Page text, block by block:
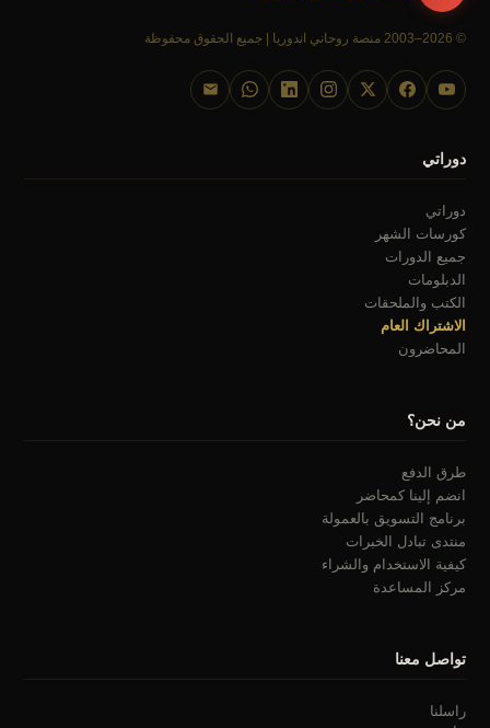
© 2026–2003 منصة روحاني اندوريا | جميع الحقوق محفوظة
دوراتي
دوراتي
كورسات الشهر
جميع الدورات
الدبلومات
الكتب والملحقات
الاشتراك العام
المحاضرون
من نحن؟
طرق الدفع
انضم إلينا كمحاضر
برنامج التسويق بالعمولة
منتدى تبادل الخبرات
كيفية الاستخدام والشراء
مركز المساعدة
تواصل معنا
راسلنا